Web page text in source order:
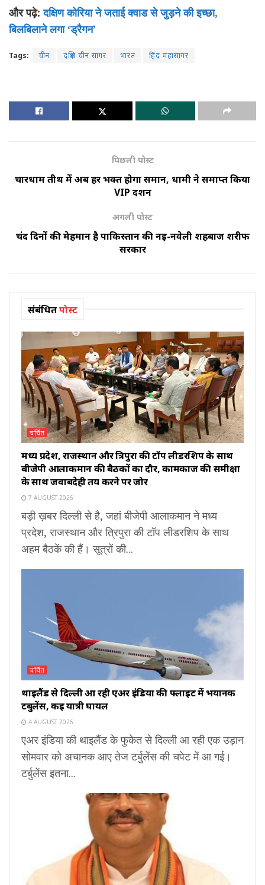
और पढ़े:दक्षिण कोरिया ने जताई क्वाड से जुड़ने की इच्छा,
बिलबिलाने लगा ‘ड्रैगन’
Tags: चीन दक्षिण चीन सागर भारत हिंद महासागर
पिछली पोस्ट
चारधाम तीर्थ में अब हर भक्त होगा समान, धामी ने समाप्त किया
VIP दर्शन
अगली पोस्ट
चंद दिनों की मेहमान है पाकिस्तान की नई-नवेली शहबाज शरीफ
सरकार
संबंधितपोस्ट
चर्चित
मध्य प्रदेश, राजस्थान और त्रिपुरा की टॉप लीडरशिप के साथ
बीजेपी आलाकमान की बैठकों का दौर, कामकाज की समीक्षा
के साथ जवाबदेही तय करने पर जोर
7 AUGUST 2026
बड़ी ख़बर दिल्ली से है, जहां बीजेपी आलाकमान ने मध्य
प्रदेश, राजस्थान और त्रिपुरा की टॉप लीडरशिप के साथ
अहम बैठकें की हैं। सूत्रों की...
चर्चित
थाइलैंड से दिल्ली आ रही एअर इंडिया की फ्लाइट में भयानक
टर्बुलेंस, कई यात्री घायल
4 AUGUST 2026
एअर इंडिया की थाइलैंड के फुकेत से दिल्ली आ रही एक उड़ान
सोमवार को अचानक आए तेज टर्बुलेंस की चपेट में आ गई।
टर्बुलेंस इतना...